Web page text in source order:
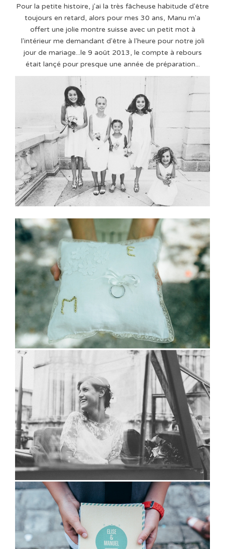
Pour la petite histoire, j'ai la très fâcheuse habitude d'être
toujours en retard, alors pour mes 30 ans, Manu m'a
offert une jolie montre suisse avec un petit mot à
l'intérieur me demandant d'être à l'heure pour notre joli
jour de mariage...le 9 août 2013, le compte à rebours
était lançé pour presque une année de préparation...